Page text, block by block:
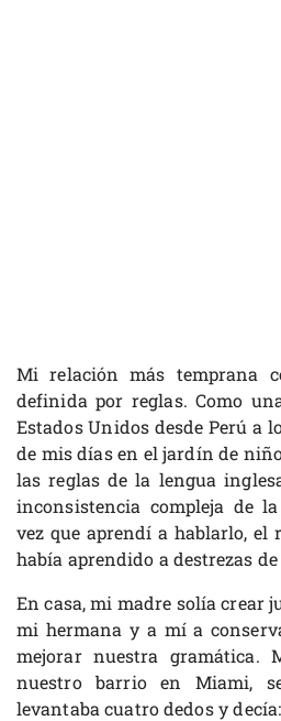
Mi relación más temprana
definida por reglas. Como
Estados Unidos desde Perú a
de mis días en el jardín de
las reglas de la lengua
inconsistencia compleja de
vez que aprendí a hablarlo, el
había aprendido a destrezas
En casa, mi madre solía crear
mi hermana y a mí a
mejorar nuestra gramática.
nuestro barrio en Miami,
levantaba cuatro dedos y